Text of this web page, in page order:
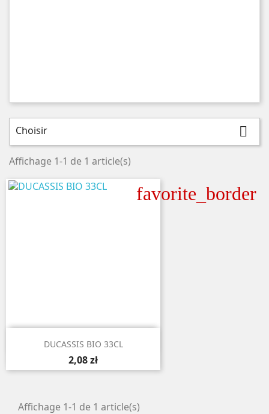
Choisir 
Affichage 1-1 de 1 article(s)
favorite_border
 Aperçu rapide
DUCASSIS BIO 33CL
2,08 zł
Affichage 1-1 de 1 article(s)